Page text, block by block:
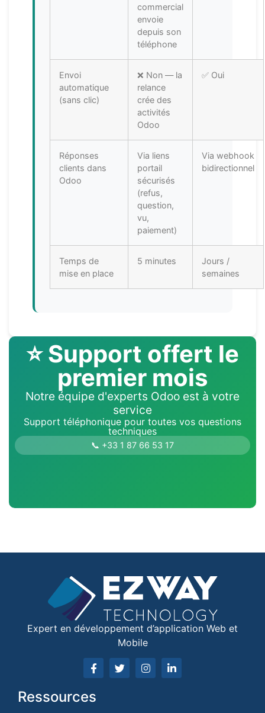
commercial
envoie
depuis son
téléphone
Envoi
automatique
(sans clic)
❌ Non — la
relance
crée des
activités
Odoo
✅ Oui
Réponses
clients dans
Odoo
Via liens
portail
sécurisés
(refus,
question,
vu,
paiement)
Via webhook
bidirectionnel
Temps de
mise en place
5 minutes
Jours /
semaines
⭐ Support offert le
premier mois
Notre équipe d'experts Odoo est à votre
service
Support téléphonique pour toutes vos questions
techniques
📞 +33 1 87 66 53 17
Expert en développement d’application Web et
Mobile
Ressources